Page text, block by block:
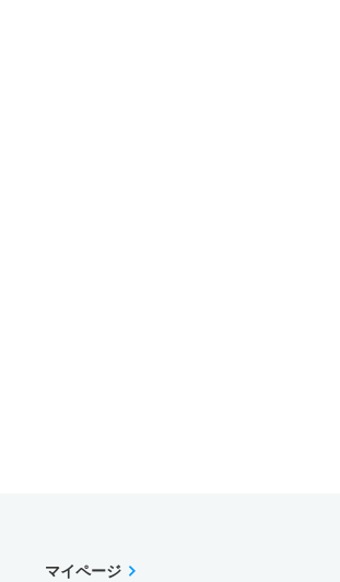
マイページ